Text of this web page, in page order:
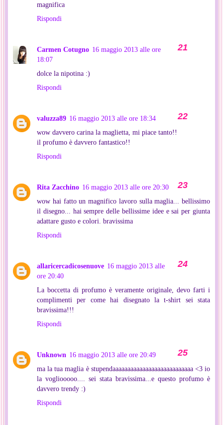
magnifica
Rispondi
Carmen Cotugno 16 maggio 2013 alle ore
18:07
dolce la nipotina :)
Rispondi
valuzza89 16 maggio 2013 alle ore 18:34
wow davvero carina la maglietta, mi piace tanto!!
il profumo è davvero fantastico!!
Rispondi
Rita Zacchino 16 maggio 2013 alle ore 20:30
wow hai fatto un magnifico lavoro sulla maglia... bellissimo
il disegno... hai sempre delle bellissime idee e sai per giunta
adattare gusto e colori. bravissima
Rispondi
allaricercadicosenuove 16 maggio 2013 alle
ore 20:40
La boccetta di profumo è veramente originale, devo farti i
complimenti per come hai disegnato la t-shirt sei stata
bravissima!!!
Rispondi
Unknown 16 maggio 2013 alle ore 20:49
ma la tua maglia è stupendaaaaaaaaaaaaaaaaaaaaaaaaaaa <3 io
la vogliooooo.... sei stata bravissima...e questo profumo è
davvero trendy :)
Rispondi